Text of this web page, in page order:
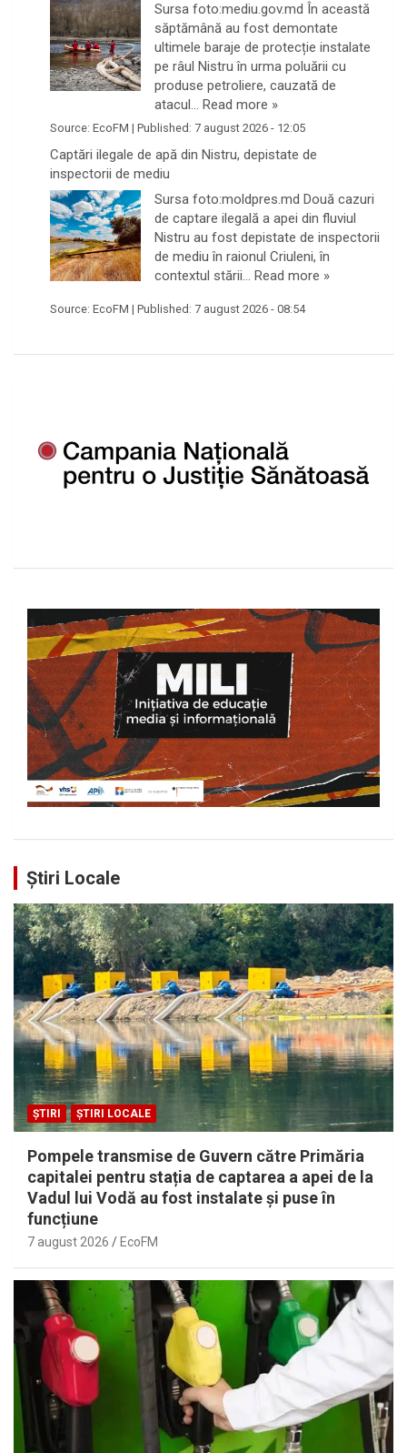
Sursa foto:mediu.gov.md În această
săptămână au fost demontate
ultimele baraje de protecție instalate
pe râul Nistru în urma poluării cu
produse petroliere, cauzată de
atacul… Read more »
Source: EcoFM | Published: 7 august 2026 - 12:05
Captări ilegale de apă din Nistru, depistate de
inspectorii de mediu
Sursa foto:moldpres.md Două cazuri
de captare ilegală a apei din fluviul
Nistru au fost depistate de inspectorii
de mediu în raionul Criuleni, în
contextul stării… Read more »
Source: EcoFM | Published: 7 august 2026 - 08:54
Știri Locale
ȘTIRI ȘTIRI LOCALE
Pompele transmise de Guvern către Primăria
capitalei pentru stația de captarea a apei de la
Vadul lui Vodă au fost instalate și puse în
funcțiune
7 august 2026 EcoFM